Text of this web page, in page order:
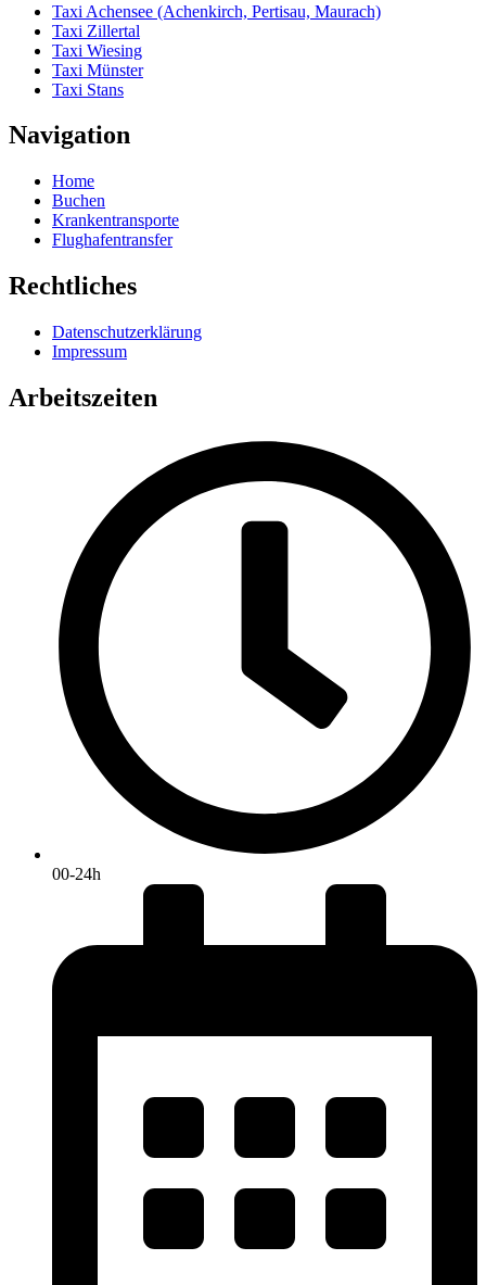
Taxi Achensee (Achenkirch, Pertisau, Maurach)
Taxi Zillertal
Taxi Wiesing
Taxi Münster
Taxi Stans
Navigation
Home
Buchen
Krankentransporte
Flughafentransfer
Rechtliches
Datenschutzerklärung
Impressum
Arbeitszeiten
00-24h